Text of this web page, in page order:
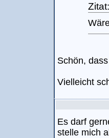
Zitat:
Schön,
Vielleicht
Es darf
stelle mich